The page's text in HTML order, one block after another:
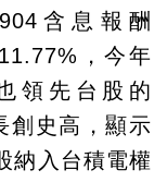
含息報酬
，今年
領先台股的
創史高，顯示
納入台積電權